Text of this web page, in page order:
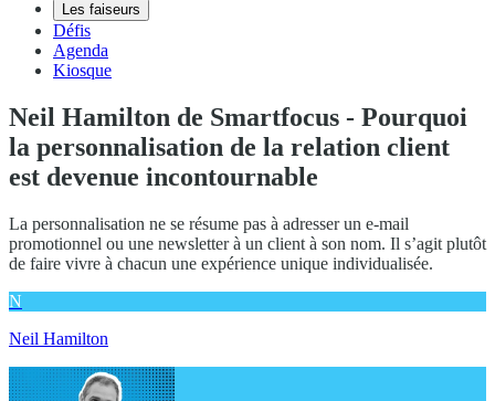
Les faiseurs
Défis
Agenda
Kiosque
Neil Hamilton de Smartfocus - Pourquoi
la personnalisation de la relation client
est devenue incontournable
La personnalisation ne se résume pas à adresser un e-mail
promotionnel ou une newsletter à un client à son nom. Il s’agit plutôt
de faire vivre à chacun une expérience unique individualisée.
N
Neil Hamilton